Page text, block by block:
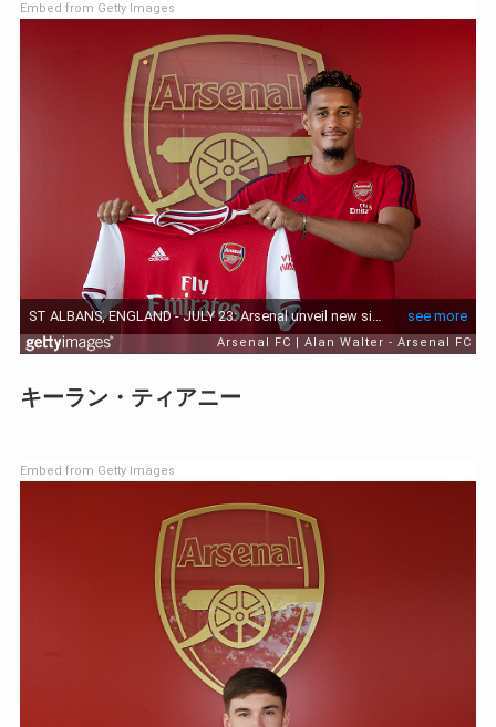
Embed from Getty Images
キーラン・ティアニー
Embed from Getty Images